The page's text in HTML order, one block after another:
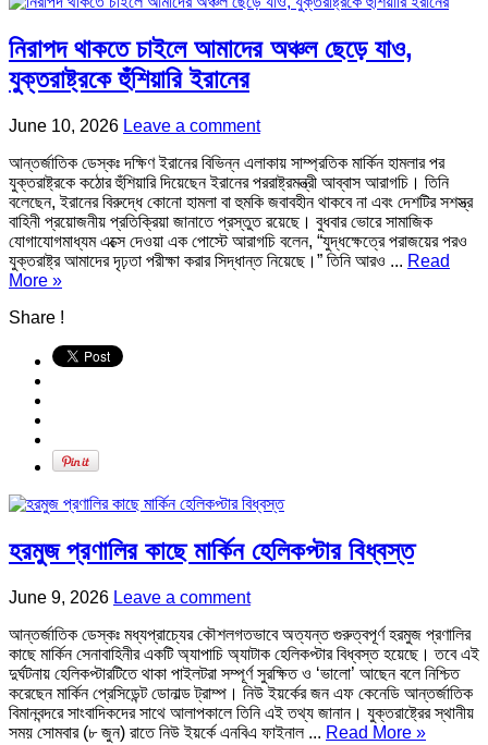
নিরাপদ থাকতে চাইলে আমাদের অঞ্চল ছেড়ে যাও,
যুক্তরাষ্ট্রকে হুঁশিয়ারি ইরানের
June 10, 2026 Leave a comment
আন্তর্জাতিক ডেস্কঃ দক্ষিণ ইরানের বিভিন্ন এলাকায় সাম্প্রতিক মার্কিন হামলার পর
যুক্তরাষ্ট্রকে কঠোর হুঁশিয়ারি দিয়েছেন ইরানের পররাষ্ট্রমন্ত্রী আব্বাস আরাগচি। তিনি
বলেছেন, ইরানের বিরুদ্ধে কোনো হামলা বা হুমকি জবাবহীন থাকবে না এবং দেশটির সশস্ত্র
বাহিনী প্রয়োজনীয় প্রতিক্রিয়া জানাতে প্রস্তুত রয়েছে। বুধবার ভোরে সামাজিক
যোগাযোগমাধ্যম এক্সে দেওয়া এক পোস্টে আরাগচি বলেন, “যুদ্ধক্ষেত্রে পরাজয়ের পরও
যুক্তরাষ্ট্র আমাদের দৃঢ়তা পরীক্ষা করার সিদ্ধান্ত নিয়েছে।” তিনি আরও ... Read
More »
Share !
হরমুজ প্রণালির কাছে মার্কিন হেলিকপ্টার বিধ্বস্ত
June 9, 2026 Leave a comment
আন্তর্জাতিক ডেস্কঃ মধ্যপ্রাচ্যের কৌশলগতভাবে অত্যন্ত গুরুত্বপূর্ণ হরমুজ প্রণালির
কাছে মার্কিন সেনাবাহিনীর একটি অ্যাপাচি অ্যাটাক হেলিকপ্টার বিধ্বস্ত হয়েছে। তবে এই
দুর্ঘটনায় হেলিকপ্টারটিতে থাকা পাইলটরা সম্পূর্ণ সুরক্ষিত ও ‘ভালো’ আছেন বলে নিশ্চিত
করেছেন মার্কিন প্রেসিডেন্ট ডোনাল্ড ট্রাম্প। নিউ ইয়র্কের জন এফ কেনেডি আন্তর্জাতিক
বিমানবন্দরে সাংবাদিকদের সাথে আলাপকালে তিনি এই তথ্য জানান। যুক্তরাষ্ট্রের স্থানীয়
সময় সোমবার (৮ জুন) রাতে নিউ ইয়র্কে এনবিএ ফাইনাল ... Read More »